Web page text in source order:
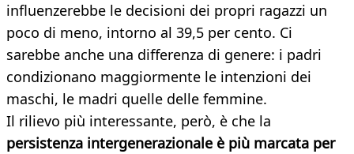
influenzerebbe le decisioni dei propri ragazzi un
poco di meno, intorno al 39,5 per cento. Ci
sarebbe anche una differenza di genere: i padri
condizionano maggiormente le intenzioni dei
maschi, le madri quelle delle femmine.
Il rilievo più interessante, però, è che la
persistenza intergenerazionale è più marcata per